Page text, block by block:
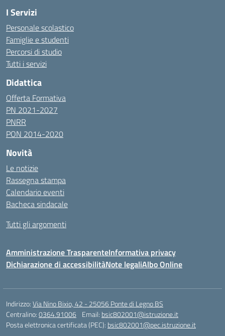
I Servizi
Personale scolastico
Famiglie e studenti
Percorsi di studio
Tutti i servizi
Didattica
Offerta Formativa
PN 2021-2027
PNRR
PON 2014-2020
Novità
Le notizie
Rassegna stampa
Calendario eventi
Bacheca sindacale
Tutti gli argomenti
Amministrazione TrasparenteInformativa privacy
Dichiarazione di accessibilitàNote legaliAlbo Online
Indirizzo:Via Nino Bixio, 42 - 25056 Ponte di Legno BS
Centralino:0364.91006 Email: bsic802001@istruzione.it
Posta elettronica certificata (PEC): bsic802001@pec.istruzione.it